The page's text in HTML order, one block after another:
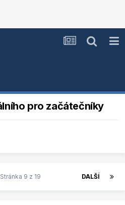
pro začátečníky
DALŠÍ
Stránka 9 z 19